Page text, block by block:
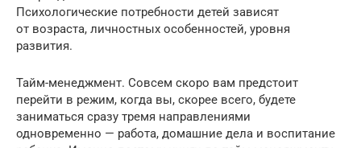
Психологические потребности детей зависят
от возраста, личностных особенностей, уровня
развития.
Тайм-менеджмент. Совсем скоро вам предстоит
перейти в режим, когда вы, скорее всего, будете
заниматься сразу тремя направлениями
одновременно — работа, домашние дела и воспитание